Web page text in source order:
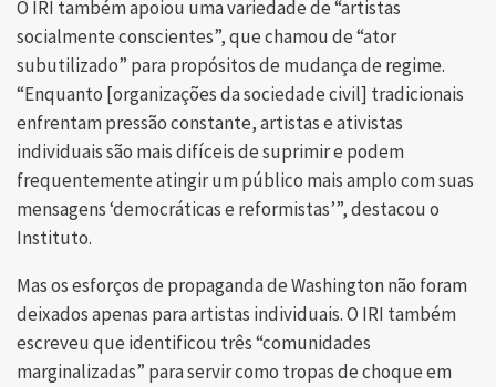
O IRI também apoiou uma variedade de “artistas
socialmente conscientes”, que chamou de “ator
subutilizado” para propósitos de mudança de regime.
“Enquanto [organizações da sociedade civil] tradicionais
enfrentam pressão constante, artistas e ativistas
individuais são mais difíceis de suprimir e podem
frequentemente atingir um público mais amplo com suas
mensagens ‘democráticas e reformistas’”, destacou o
Instituto.
Mas os esforços de propaganda de Washington não foram
deixados apenas para artistas individuais. O IRI também
escreveu que identificou três “comunidades
marginalizadas” para servir como tropas de choque em